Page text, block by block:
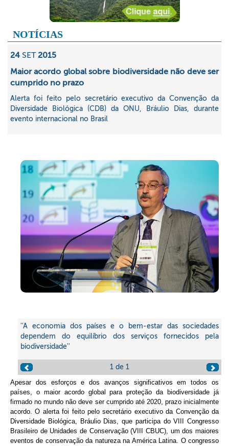
NOTÍCIAS
24 SET 2015
Maior acordo global sobre biodiversidade não deve ser
cumprido no prazo
Alerta foi feito pelo secretário executivo da Convenção da
Diversidade Biológica (CDB) da ONU, Bráulio Dias, durante
evento internacional no Brasil
''A economia dos países e o bem-estar das sociedades
dependem do equilíbrio dos serviços fornecidos pela
biodiversidade''
1 de 1
Apesar dos esforços e dos avanços significativos em todos os
países, o maior acordo global para proteção da biodiversidade já
firmado no mundo não deve ser cumprido até 2020, prazo inicialmente
acordo. O alerta foi feito pelo secretário executivo da Convenção da
Diversidade Biológica, Bráulio Dias, que participa do VIII Congresso
Brasileiro de Unidades de Conservação (VIII CBUC), um dos maiores
eventos de conservação da natureza na América Latina. O congresso